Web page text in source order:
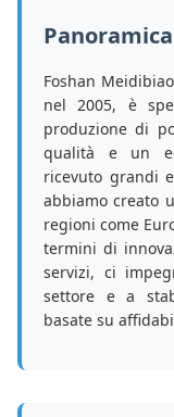
Foshan
nel 2005, è
produzione di
qualità e un
ricevuto grandi
abbiamo creato
regioni come
termini di
servizi, ci
settore e a
basate su